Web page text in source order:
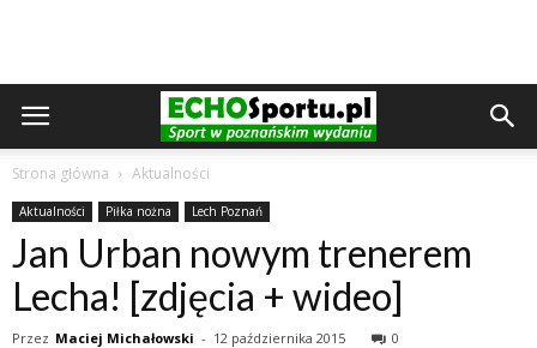
Strona główna Aktualności
Aktualności Piłka nożna Lech Poznań
Jan Urban nowym trenerem
Lecha! [zdjęcia + wideo]
Przez Maciej Michałowski - 12 października 2015 0